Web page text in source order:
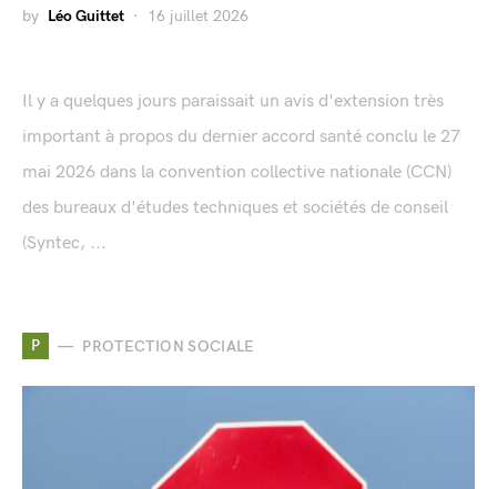
by Léo Guittet 16 juillet 2026
Il y a quelques jours paraissait un avis d'extension très
important à propos du dernier accord santé conclu le 27
mai 2026 dans la convention collective nationale (CCN)
des bureaux d'études techniques et sociétés de conseil
(Syntec, ...
P PROTECTION SOCIALE